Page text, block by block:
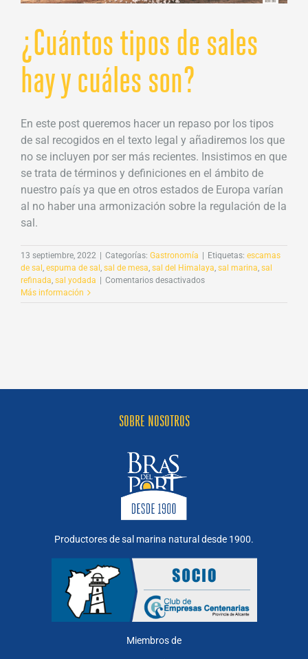
¿Cuántos tipos de sales
hay y cuáles son?
En este post queremos hacer un repaso por los tipos
de sal recogidos en el texto legal y añadiremos los que
no se incluyen por ser más recientes. Insistimos en que
se trata de términos y definiciones en el ámbito de
nuestro país ya que en otros estados de Europa varían
al no haber una armonización sobre la regulación de la
sal.
13 septiembre, 2022 | Categorías: Gastronomía | Etiquetas: escamas
de sal, espuma de sal, sal de mesa, sal del Himalaya, sal marina, sal
refinada, sal yodada | Comentarios desactivadosen
Más información
SOBRE NOSOTROS
Productores de sal marina natural desde 1900.
Miembros de